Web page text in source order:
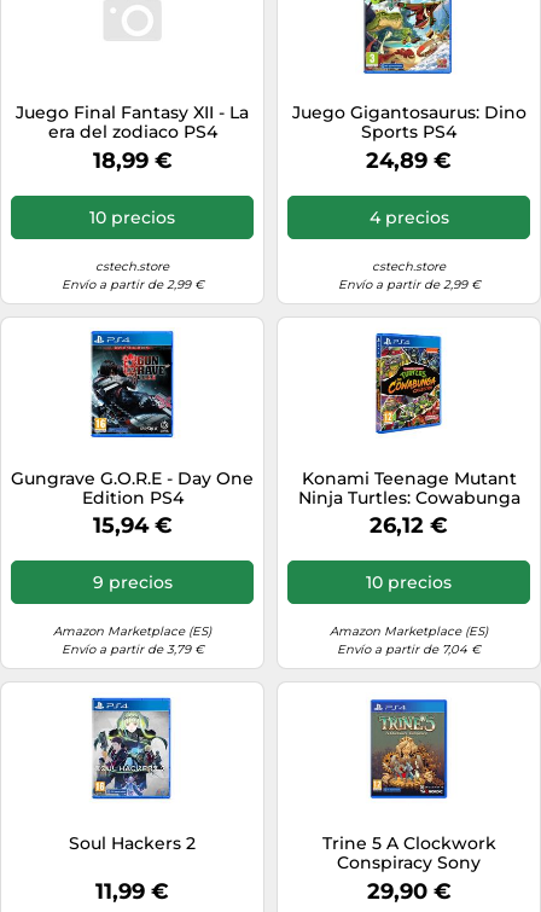
Juego Final Fantasy XII - La
era del zodiaco PS4
18,99 €
10 precios
cstech.store
Envío a partir de 2,99 €
Juego Gigantosaurus: Dino
Sports PS4
24,89 €
4 precios
cstech.store
Envío a partir de 2,99 €
Gungrave G.O.R.E - Day One
Edition PS4
15,94 €
9 precios
Amazon Marketplace (ES)
Envío a partir de 3,79 €
Konami Teenage Mutant
Ninja Turtles: Cowabunga
Collection (PS4)
26,12 €
10 precios
Amazon Marketplace (ES)
Envío a partir de 7,04 €
Soul Hackers 2
11,99 €
Trine 5 A Clockwork
Conspiracy Sony
Playstation 4 standard
29,90 €